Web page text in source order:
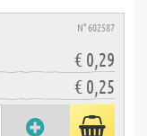
N° 602587
€ 0,29
€ 0,25